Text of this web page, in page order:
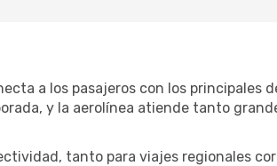
a los pasajeros con los principales
y la aerolínea atiende tanto
tanto para viajes regionales